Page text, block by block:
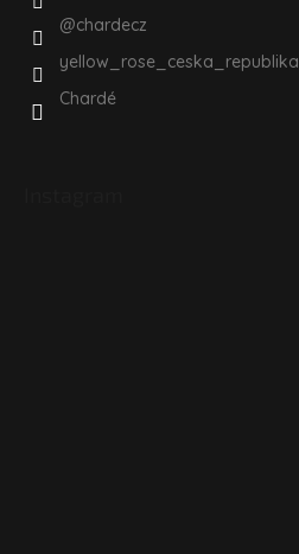
@chardecz
yellow_rose_ceska_republika
Chardé